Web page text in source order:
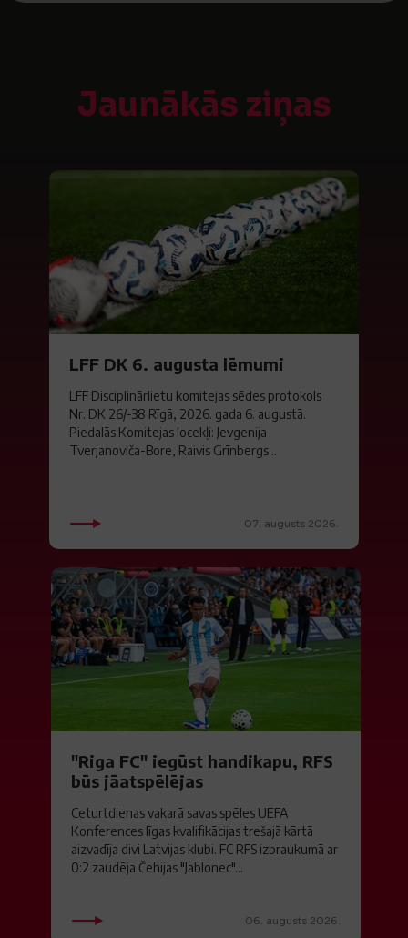
Jaunākās ziņas
LFF DK 6. augusta lēmumi
LFF Disciplinārlietu komitejas sēdes protokols
Nr. DK 26/-38 Rīgā, 2026. gada 6. augustā.
Piedalās:Komitejas locekļi: Jevgenija
Tverjanoviča-Bore, Raivis Grīnbergs...
07. augusts 2026.
"Riga FC" iegūst handikapu, RFS
būs jāatspēlējas
Ceturtdienas vakarā savas spēles UEFA
Konferences līgas kvalifikācijas trešajā kārtā
aizvadīja divi Latvijas klubi. FC RFS izbraukumā ar
0:2 zaudēja Čehijas "Jablonec"...
06. augusts 2026.